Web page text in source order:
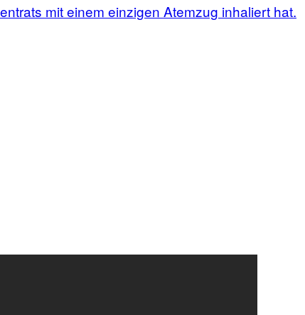
mit einem einzigen Atemzug inhaliert hat.